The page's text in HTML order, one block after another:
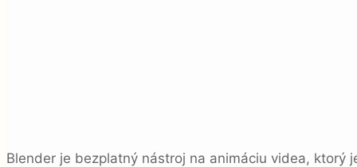
Blender je bezplatný nástroj na animáciu videa, ktorý